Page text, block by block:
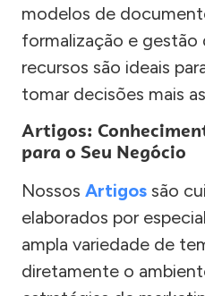
modelos de
formalização e gestão
recursos são ideais
tomar decisões mais
Artigos:
para o Seu Negócio
Nossos Artigos são
elaborados por
ampla variedade de
diretamente o